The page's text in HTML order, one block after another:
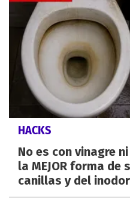
HACKS
No es con vinagre
la MEJOR forma
canillas y del